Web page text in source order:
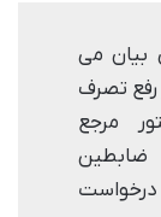
بیان می
رفع تصرف
مرجع
ضابطین